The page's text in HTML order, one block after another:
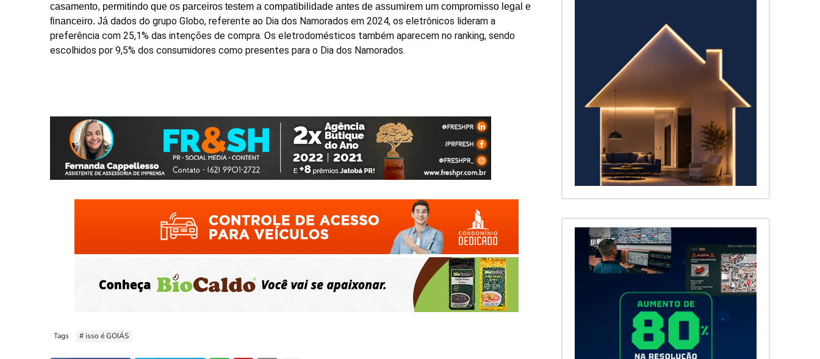
casamento, permitindo que os parceiros testem a compatibilidade antes de assumirem um compromisso legal e
financeiro. Já dados do grupo Globo, referente ao Dia dos Namorados em 2024, os eletrônicos lideram a
preferência com 25,1% das intenções de compra. Os eletrodomésticos também aparecem no ranking, sendo
escolhidos por 9,5% dos consumidores como presentes para o Dia dos Namorados.
Tags # isso é GOIÁS